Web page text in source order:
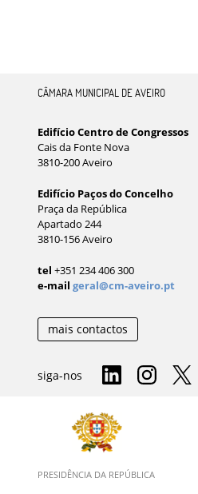
CÂMARA MUNICIPAL DE AVEIRO
Edifício Centro de Congressos
Cais da Fonte Nova
3810-200 Aveiro
Edifício Paços do Concelho
Praça da República
Apartado 244
3810-156 Aveiro
tel +351 234 406 300
e-mail geral@cm-aveiro.pt
mais contactos
siga-nos
PRESIDÊNCIA DA REPÚBLICA